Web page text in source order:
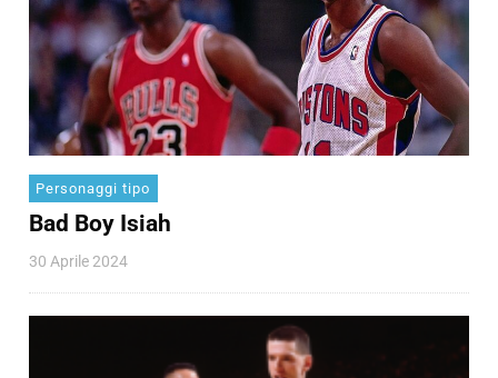
Personaggi tipo
Bad Boy Isiah
30 Aprile 2024